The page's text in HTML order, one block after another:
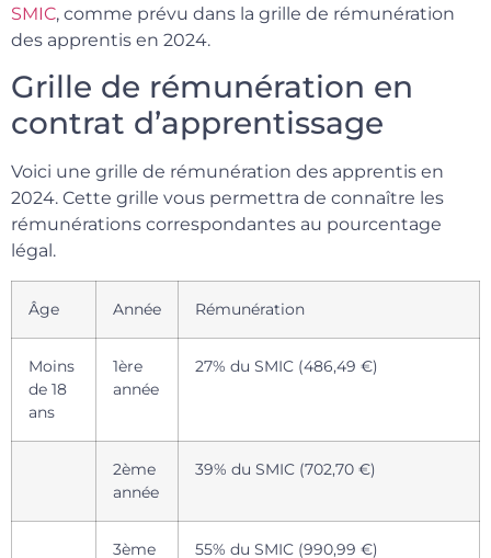
SMIC, comme prévu dans la grille de rémunération
des apprentis en 2024.
Grille de rémunération en
contrat d’apprentissage
Voici une grille de rémunération des apprentis en
2024. Cette grille vous permettra de connaître les
rémunérations correspondantes au pourcentage
légal.
Âge Année Rémunération
Moins
de 18
ans
1ère
année
27% du SMIC (486,49 €)
2ème
année
39% du SMIC (702,70 €)
3ème
55% du SMIC (990,99 €)